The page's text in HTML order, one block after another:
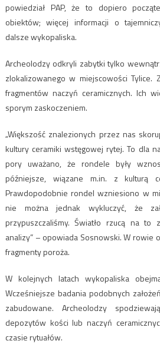
powiedział PAP, że to dopiero
obiektów; więcej informacji o
dalsze wykopaliska.
Archeolodzy odkryli zabytki tylko
zlokalizowanego w miejscowości Tylice.
fragmentów naczyń ceramicznych. Ich
sporym zaskoczeniem.
„Większość znalezionych przez nas
kultury ceramiki wstęgowej rytej. To dla
pory uważano, że rondele były
późniejsze, wiązane m.in. z kulturą
Prawdopodobnie rondel wzniesiono w
nie można jednak wykluczyć, że
przypuszczaliśmy. Światło rzucą na to
analizy” – opowiada Sosnowski. W rowie
fragmenty poroża.
W kolejnych latach wykopaliska
Wcześniejsze badania podobnych
zabudowane. Archeolodzy
depozytów kości lub naczyń
czasie rytuałów.